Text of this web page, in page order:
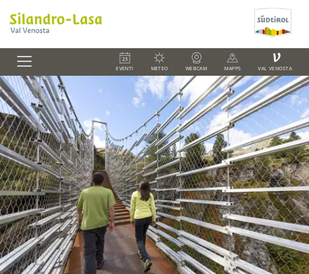
EVENTI METEO WEBCAM MAPPS
V
VAL VENOSTA